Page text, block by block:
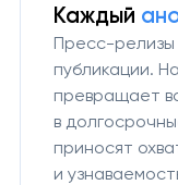
Каждый
Пресс-релизы
публикации.
превращает
в
приносят
и